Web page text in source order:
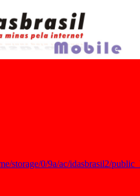
storage/0/9a/ac/idasbrasil2/